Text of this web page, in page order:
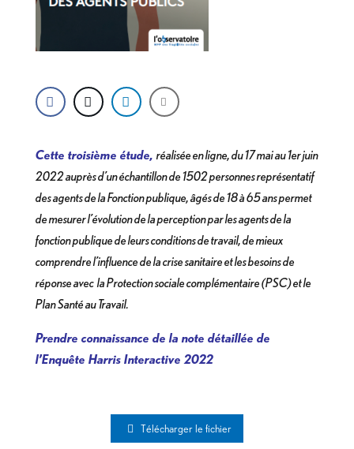
Cette troisième étude, réalisée en ligne, du 17 mai au 1er juin
2022auprès d’un échantillon de 1502 personnes représentatif
des agents de la Fonction publique, âgés de 18 à 65 ans permet
de mesurer l’évolution de la perception par les agents de la
fonction publique de leurs conditions de travail, de mieux
comprendre l’influence de la crise sanitaire et les besoins de
réponse avec la Protection sociale complémentaire (PSC) et le
Plan Santé au Travail.
Prendre connaissance de la note détaillée de
l’Enquête Harris Interactive 2022
Télécharger le fichier